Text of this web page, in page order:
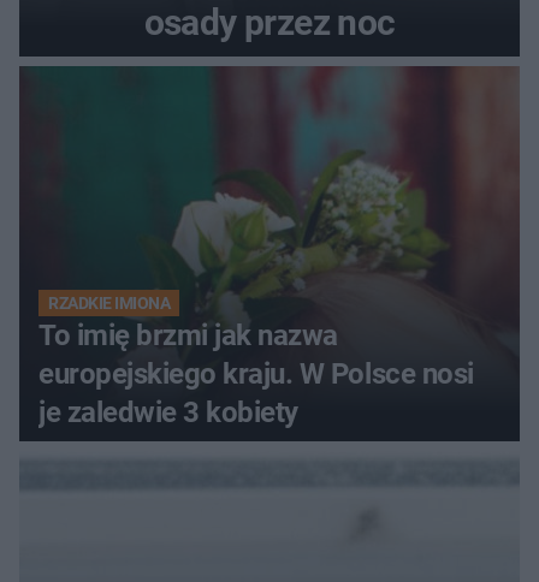
osady przez noc
RZADKIE IMIONA
To imię brzmi jak nazwa
europejskiego kraju. W Polsce nosi
je zaledwie 3 kobiety